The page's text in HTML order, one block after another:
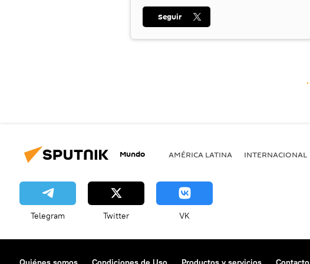
Seguir
Mundo AMÉRICA LATINA INTERNACIONAL
Telegram Twitter VK